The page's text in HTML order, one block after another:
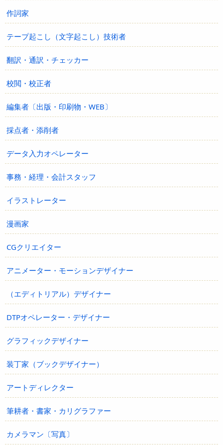
作詞家
テープ起こし（文字起こし）技術者
翻訳・通訳・チェッカー
校閲・校正者
編集者〔出版・印刷物・WEB〕
採点者・添削者
データ入力オペレーター
事務・経理・会計スタッフ
イラストレーター
漫画家
CGクリエイター
アニメーター・モーションデザイナー
（エディトリアル）デザイナー
DTPオペレーター・デザイナー
グラフィックデザイナー
装丁家（ブックデザイナー）
アートディレクター
筆耕者・書家・カリグラファー
カメラマン〔写真〕